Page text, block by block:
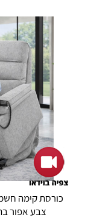
צבע אפור